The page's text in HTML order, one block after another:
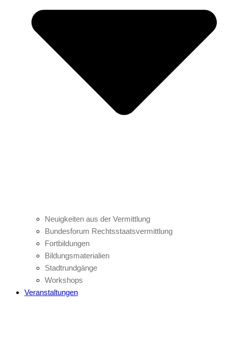
Neuigkeiten aus der Vermittlung
Bundesforum Rechtsstaatsvermittlung
Fortbildungen
Bildungsmaterialien
Stadtrundgänge
Workshops
Veranstaltungen